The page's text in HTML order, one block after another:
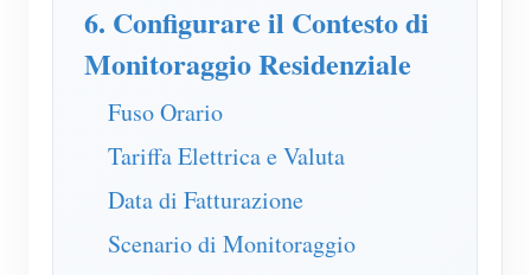
6. Configurare il Contesto di
Monitoraggio Residenziale
Fuso Orario
Tariffa Elettrica e Valuta
Data di Fatturazione
Scenario di Monitoraggio